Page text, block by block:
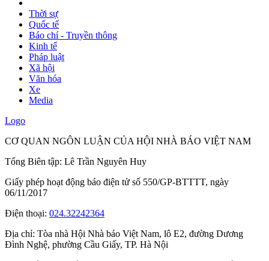
Thời sự
Quốc tế
Báo chí - Truyền thông
Kinh tế
Pháp luật
Xã hội
Văn hóa
Xe
Media
Logo
CƠ QUAN NGÔN LUẬN CỦA HỘI NHÀ BÁO VIỆT NAM
Tổng Biên tập: Lê Trần Nguyên Huy
Giấy phép hoạt động báo điện tử số 550/GP-BTTTT, ngày
06/11/2017
Điện thoại: 024.32242364
Địa chỉ: Tòa nhà Hội Nhà báo Việt Nam, lô E2, đường Dương
Đình Nghệ, phường Cầu Giấy, TP. Hà Nội